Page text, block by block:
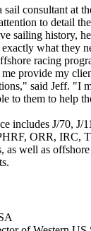
sail consultant at
to detail
sailing history,
what they
racing
provide my
said Jeff. "I
to them to help
includes J/70, J/
ORR, IRC,
as well as